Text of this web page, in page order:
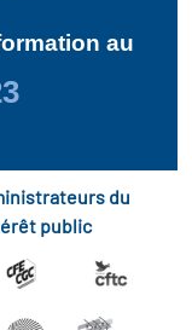
au
du
public